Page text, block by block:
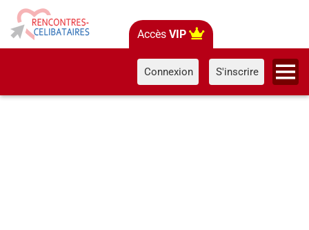
Accès VIP
Connexion S'inscrire